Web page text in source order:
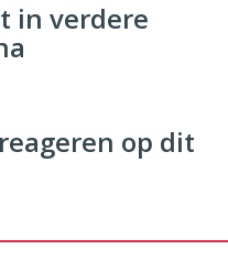
in verdere
op dit